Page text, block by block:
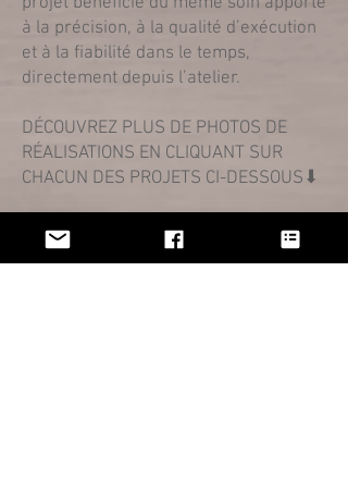
à la précision, à la qualité d’exécution
et à la fiabilité dans le temps,
directement depuis l’atelier.
DÉCOUVREZ PLUS DE PHOTOS DE
RÉALISATIONS EN CLIQUANT SUR
CHACUN DES PROJETS CI-DESSOUS⬇︎